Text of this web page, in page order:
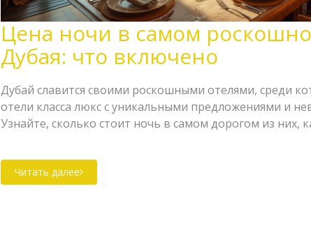
Цена ночи в самом
Дубая: что включено
Дубай славится своими роскошными отелями, среди
отели класса люкс с уникальными предложениями и
Узнайте, сколько стоит ночь в самом дорогом из них,
личного шеф-повара – эти опции не оставят
требовательных гостей. Обзор поможет понять, на что
Читать далее